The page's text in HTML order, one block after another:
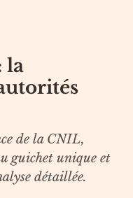
la
de la CNIL,
guichet unique et
détaillée.